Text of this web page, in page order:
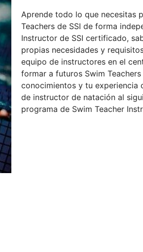
Aprende todo lo que necesitas
Teachers de SSI de forma
Instructor de SSI certificado,
propias necesidades y
equipo de instructores en el
formar a futuros Swim
conocimientos y tu experiencia
de instructor de natación al
programa de Swim Teacher